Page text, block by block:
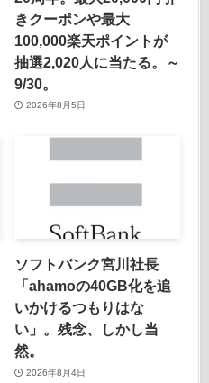
きクーポンや最大
100,000楽天ポイントが
抽選2,020人に当たる。～
9/30。
2026年8月5日
ソフトバンク宮川社長
「ahamoの40GB化を追
いかけるつもりはな
い」。残念、しかし当
然。
2026年8月4日